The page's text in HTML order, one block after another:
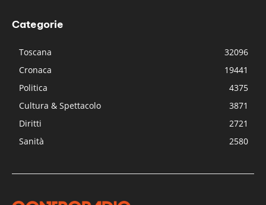
Categorie
Toscana
32096
Cronaca
19441
Politica
4375
Cultura & Spettacolo
3871
Diritti
2721
Sanità
2580